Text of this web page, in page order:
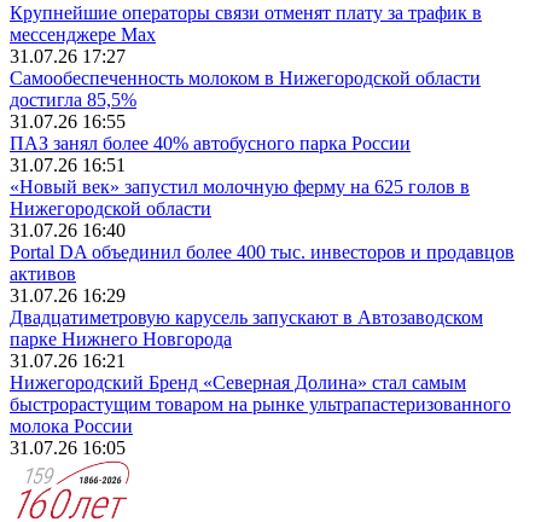
Крупнейшие операторы связи отменят плату за трафик в
мессенджере Max
31.07.26 17:27
Самообеспеченность молоком в Нижегородской области
достигла 85,5%
31.07.26 16:55
ПАЗ занял более 40% автобусного парка России
31.07.26 16:51
«Новый век» запустил молочную ферму на 625 голов в
Нижегородской области
31.07.26 16:40
Portal DA объединил более 400 тыс. инвесторов и продавцов
активов
31.07.26 16:29
Двадцатиметровую карусель запускают в Автозаводском
парке Нижнего Новгорода
31.07.26 16:21
Нижегородский Бренд «Северная Долина» стал самым
быстрорастущим товаром на рынке ультрапастеризованного
молока России
31.07.26 16:05